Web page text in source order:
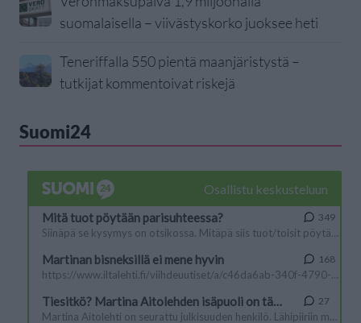
suomalaisella – viivästyskorko juoksee heti
Teneriffalla 550 pientä maanjäristystä –
tutkijat kommentoivat riskejä
Suomi24